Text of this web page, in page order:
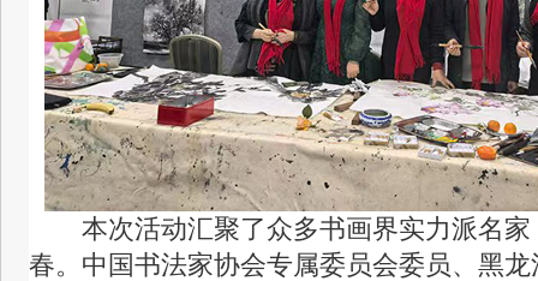
本次活动汇聚了众多书画界实力派名家
春。中国书法家协会专属委员会委员、黑